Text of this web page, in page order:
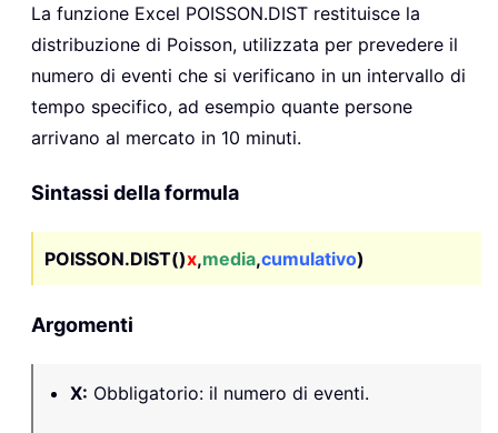
La funzione Excel POISSON.DIST restituisce la
distribuzione di Poisson, utilizzata per prevedere il
numero di eventi che si verificano in un intervallo di
tempo specifico, ad esempio quante persone
arrivano al mercato in 10 minuti.
Sintassi della formula
POISSON.DIST()x,media,cumulativo)
Argomenti
X: Obbligatorio: il numero di eventi.